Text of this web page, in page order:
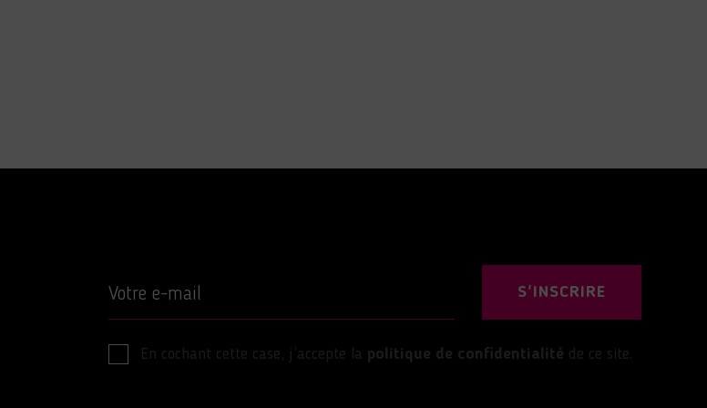
Votre e-mail S'INSCRIRE
En cochant cette case, j’accepte la politique de confidentialité de ce site.